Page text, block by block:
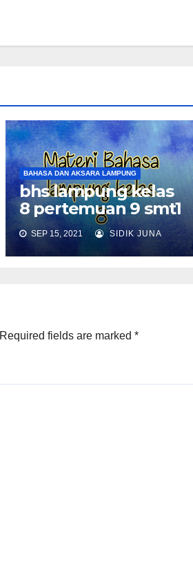
BAHASA DAN AKSARA LAMPUNG
bhs lampung kelas
8 pertemuan 9 smt1
SEP 15, 2021 SIDIK JUNA
Required fields are marked *